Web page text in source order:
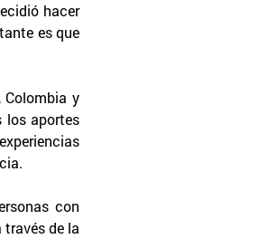
hacer
es que
Colombia y
los aportes
con
de la